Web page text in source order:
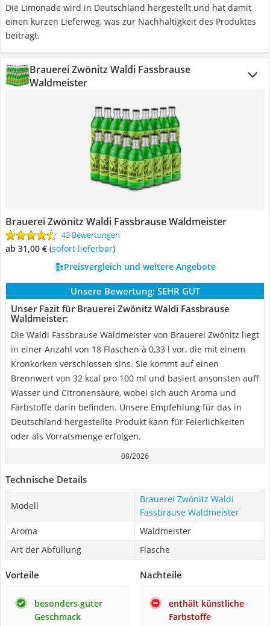
Die Limonade wird in Deutschland hergestellt und hat damit
einen kurzen Lieferweg, was zur Nachhaltigkeit des Produktes
beiträgt.
Brauerei Zwönitz Waldi Fassbrause
Waldmeister
Brauerei Zwönitz Waldi Fassbrause Waldmeister
43 Bewertungen
ab 31,00 € ( Sofort lieferbar)
Preisvergleich und weitere Angebote
Unsere Bewertung: SEHR GUT
Unser Fazit für Brauerei Zwönitz Waldi Fassbrause
Waldmeister:
Die Waldi Fassbrause Waldmeister von Brauerei Zwönitz liegt
in einer Anzahl von 18 Flaschen à 0,33 l vor, die mit einem
Kronkorken verschlossen sins. Sie kommt auf einen
Brennwert von 32 kcal pro 100 ml und basiert ansonsten auff
Wasser und Citronensäure, wobei sich auch Aroma und
Farbstoffe darin befinden. Unsere Empfehlung für das in
Deutschland hergestellte Produkt kann für Feierlichkeiten
oder als Vorratsmenge erfolgen.
08/2026
Technische Details
Modell
Brauerei Zwönitz Waldi
Fassbrause Waldmeister
Aroma
Waldmeister
Art der Abfüllung
Flasche
Vorteile
besonders guter
Geschmack
Nachteile
enthält künstliche
Farbstoffe